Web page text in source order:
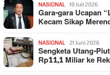
NASIONAL 19 Juli 2026
Gara-gara Ucapan
Kecam Sikap
NASIONAL 21 Juni 2026
Sengketa Utang-
Rp11,1 Miliar ke